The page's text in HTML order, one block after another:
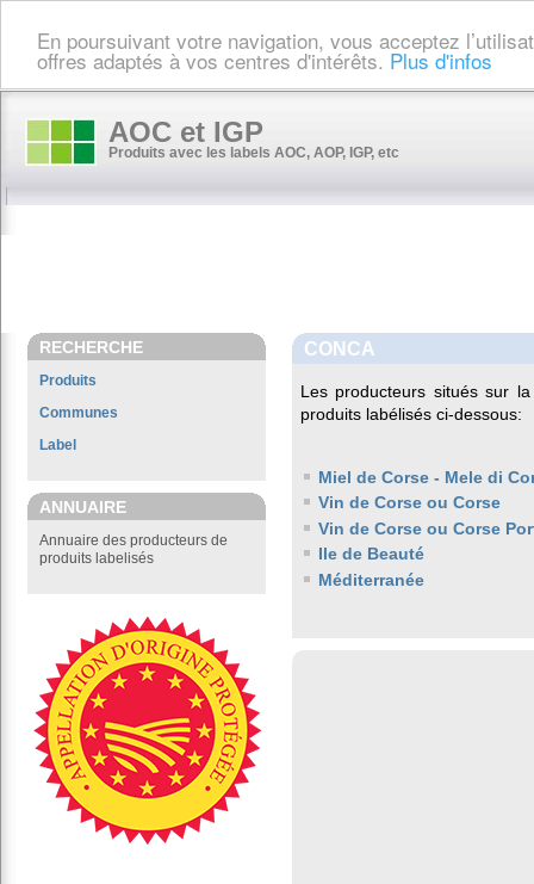
En poursuivant votre navigation, vous acceptez
offres adaptés à vos centres d'intérêts. Plus d'infos
AOC et IGP
Produits avec les labels AOC, AOP, IGP, etc
RECHERCHE
Produits
Communes
Label
ANNUAIRE
Annuaire des producteurs de
produits labelisés
CONCA
Les producteurs situés sur
produits labélisés ci-dessous:
Miel de Corse - Mele di
Vin de Corse ou Corse
Vin de Corse ou Corse
Ile de Beauté
Méditerranée